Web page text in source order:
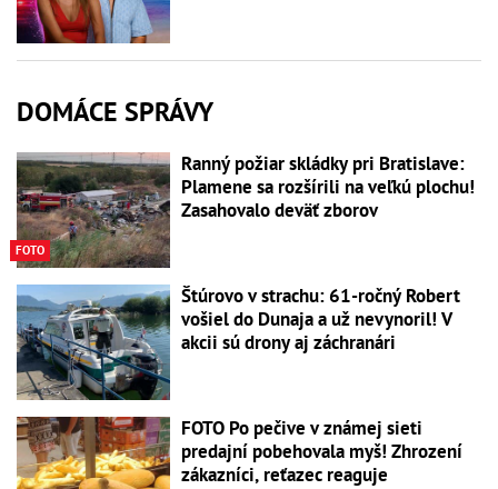
DOMÁCE SPRÁVY
FOTO
Ranný požiar skládky pri Bratislave:
Plamene sa rozšírili na veľkú plochu!
Zasahovalo deväť zborov
Štúrovo v strachu: 61-ročný Robert
vošiel do Dunaja a už nevynoril! V
akcii sú drony aj záchranári
FOTO Po pečive v známej sieti
predajní pobehovala myš! Zhrození
zákazníci, reťazec reaguje